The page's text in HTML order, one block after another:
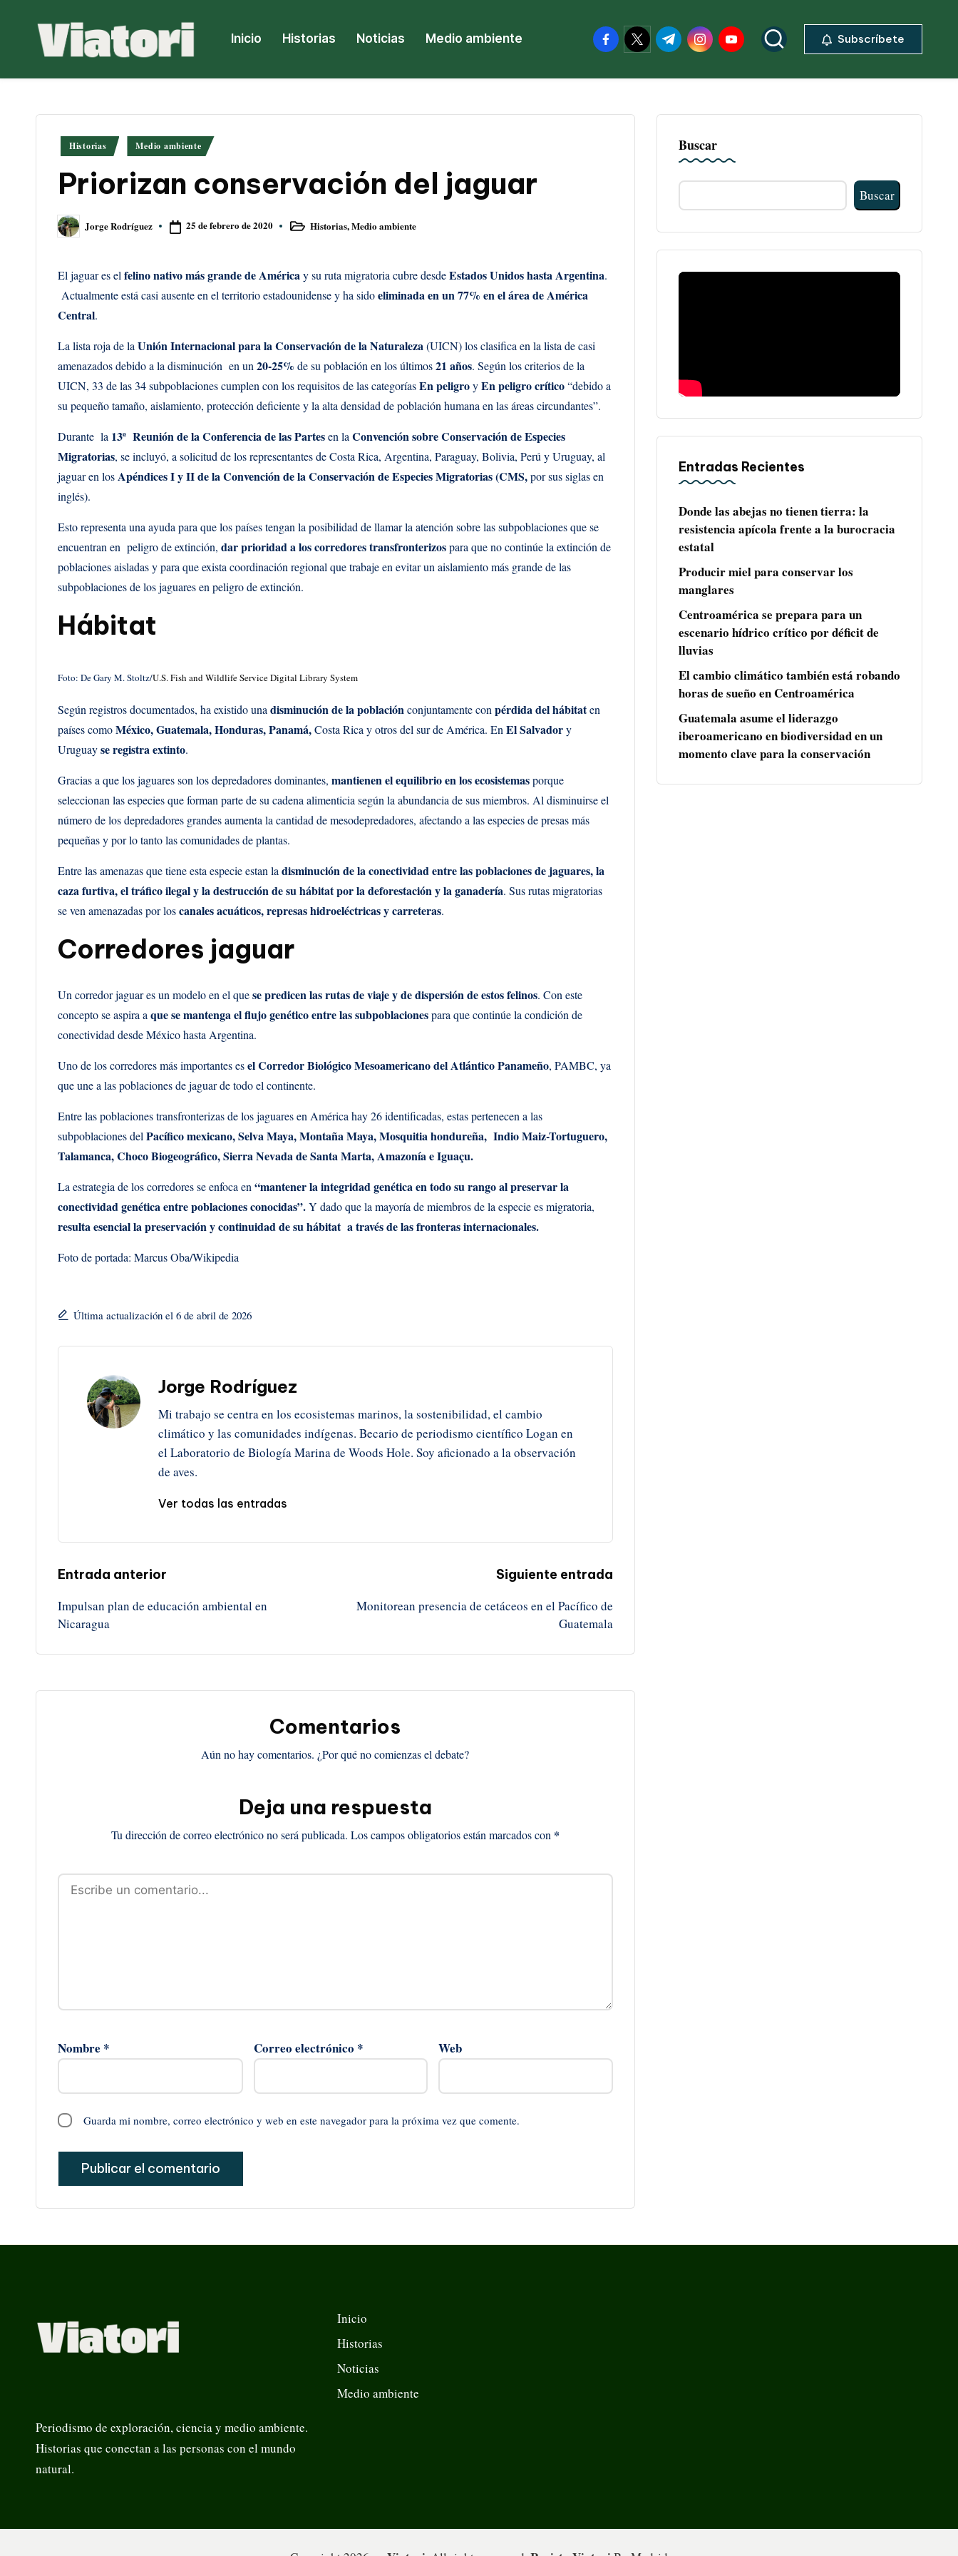
contenido
V
y
climático
desde
Centroamérica
Inicio Historias Noticias Medio ambiente facebook.com
twitter.com
t.me instagram.com
youtube.com Subscríbete
Publicado
en
Historias Medio ambiente
Priorizan conservación del jaguar
Publicado
por
Jorge Rodríguez 25 de febrero de 2020 PublicadoHistorias,Medio ambiente
El jaguar es el felino nativo más grande deAméricay su ruta migratoria cubre desdeEstados Unidos hasta Argentina.
Actualmente está casi ausente en el territorio estadounidense y ha sidoeliminada en un 77% en el área de América
Central.
La lista roja de la Unión Internacional para la Conservación de la Naturaleza(UICN) los clasifica en la lista de casi
amenazados debido a la disminución en un 20-25% de su población en los últimos21 años. Según los criterios de la
UICN, 33 de las 34 subpoblaciones cumplen con los requisitos de las categoríasEn peligroyEn peligro crítico“debido a
su pequeño tamaño, aislamiento, protección deficiente y la alta densidad de población humana en las áreas circundantes”.
Durante la 13ª Reunión de la Conferencia de las Partesen la Convención sobre Conservación de Especies
Migratorias, se incluyó, a solicitud de los representantes de Costa Rica, Argentina, Paraguay, Bolivia, Perú y Uruguay, al
jaguar en losApéndices I y II de la Convención de la Conservación de Especies Migratorias (CMS,por sus siglas en
inglés).
Esto representa una ayuda para que los países tengan la posibilidad de llamar la atención sobre las subpoblaciones que se
encuentran en peligro de extinción, dar prioridad a los corredores transfronterizospara que no continúe la extinción de
poblaciones aisladas y para que exista coordinación regional que trabaje en evitar un aislamiento más grande de las
subpoblaciones de los jaguares en peligro de extinción.
Hábitat
Foto: De Gary M. Stoltz/U.S. Fish and Wildlife Service Digital Library System
Según registros documentados, ha existido una disminución de la poblaciónconjuntamente con pérdida del hábitaten
países comoMéxico, Guatemala, Honduras, Panamá,Costa Rica y otros del sur de América. En El Salvadory
Uruguayse registra extinto.
Gracias a que los jaguares son los depredadores dominantes, mantienen el equilibrio en los ecosistemasporque
seleccionan las especies que forman parte de su cadena alimenticia según la abundancia de sus miembros. Al disminuirse el
número de los depredadores grandes aumenta la cantidad de mesodepredadores, afectando a las especies de presas más
pequeñas y por lo tanto las comunidades de plantas.
Entre las amenazas que tiene esta especie estan la disminución de la conectividad entre las poblaciones de jaguares, la
caza furtiva, el tráfico ilegal y la destrucción de su hábitat por la deforestación y la ganadería. Sus rutas migratorias
se ven amenazadas por loscanales acuáticos, represas hidroeléctricas y carreteras.
Corredores jaguar
Un corredor jaguar es un modelo en el quese predicen las rutas de viaje y de dispersión de estos felinos. Con este
concepto se aspira a que se mantenga el flujo genético entre las subpoblacionespara que continúe la condición de
conectividad desde México hasta Argentina.
Uno de los corredores más importantes esel Corredor Biológico Mesoamericano del Atlántico Panameño, PAMBC, ya
que une a las poblaciones de jaguar de todo el continente.
Entre las poblaciones transfronterizas de los jaguares en América hay 26 identificadas, estas pertenecen a las
subpoblaciones del Pacífico mexicano, Selva Maya, Montaña Maya, Mosquitia hondureña, Indio Maiz-Tortuguero,
Talamanca, Choco Biogeográfico, Sierra Nevada de Santa Marta, Amazonía e Iguaçu.
La estrategia de los corredores se enfoca en “mantener la integridad genética en todo su rango al preservar la
conectividad genética entre poblaciones conocidas”.Y dado que la mayoría de miembros de la especie es migratoria,
resulta esencial la preservación y continuidad de su hábitat a través de las fronteras internacionales.
Foto de portada: Marcus Oba/Wikipedia
Última actualización el 6 de abril de 2026
Jorge Rodríguez
Mi trabajo se centra en los ecosistemas marinos, la sostenibilidad, el cambio
climático y las comunidades indígenas. Becario de periodismo científico Logan en
el Laboratorio de Biología Marina de Woods Hole. Soy aficionado a la observación
de aves.
Ver todas las entradas
Navegación
de
entradas
Entrada anterior
Impulsan plan de educación ambiental en
Nicaragua
Siguiente entrada
Monitorean presencia de cetáceos en el Pacífico de
Guatemala
Comentarios
Aún no hay comentarios. ¿Por qué no comienzas el debate?
Deja una respuesta
Tu dirección de correo electrónico no será publicada. Los campos obligatorios están marcados con *
Nombre * Correo electrónico * Web
Guarda mi nombre, correo electrónico y web en este navegador para la próxima vez que comente.
Buscar
Buscar
Entradas Recientes
Donde las abejas no tienen tierra: la
resistencia apícola frente a la burocracia
estatal
Producir miel para conservar los
manglares
Centroamérica se prepara para un
escenario hídrico crítico por déficit de
lluvias
El cambio climático también está robando
horas de sueño en Centroamérica
Guatemala asume el liderazgo
iberoamericano en biodiversidad en un
momento clave para la conservación
Periodismo de exploración, ciencia y medio ambiente.
Historias que conectan a las personas con el mundo
natural.
Inicio
Historias
Noticias
Medio ambiente